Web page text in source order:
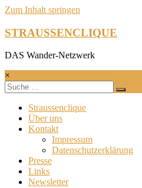
Zum Inhalt springen
STRAUSSENCLIQUE
DAS Wander-Netzwerk
×
Straussenclique
Über uns
Kontakt
Impressum
Datenschutzerklärung
Presse
Links
Newsletter